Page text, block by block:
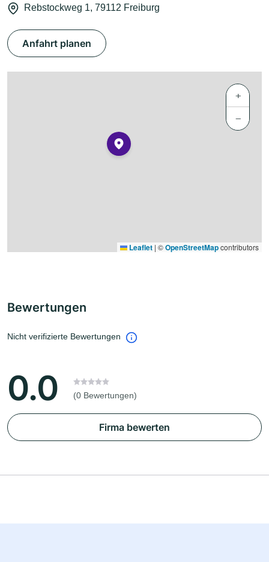
Rebstockweg 1, 79112 Freiburg
Anfahrt planen
+
−
Leaflet | ©OpenStreetMapcontributors
Bewertungen
Nicht verifizierte Bewertungen
0.0 (0 Bewertungen)
Firma bewerten